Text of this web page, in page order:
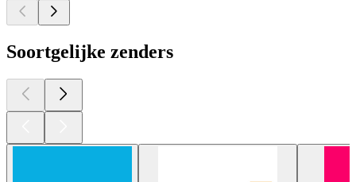
Soortgelijke zenders